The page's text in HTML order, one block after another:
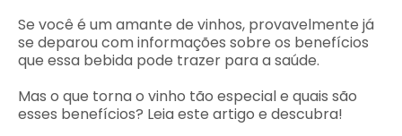
Se você é um amante de vinhos, provavelmente já
se deparou com informações sobre os benefícios
que essa bebida pode trazer para a saúde.
Mas o que torna o vinho tão especial e quais são
esses benefícios? Leia este artigo e descubra!